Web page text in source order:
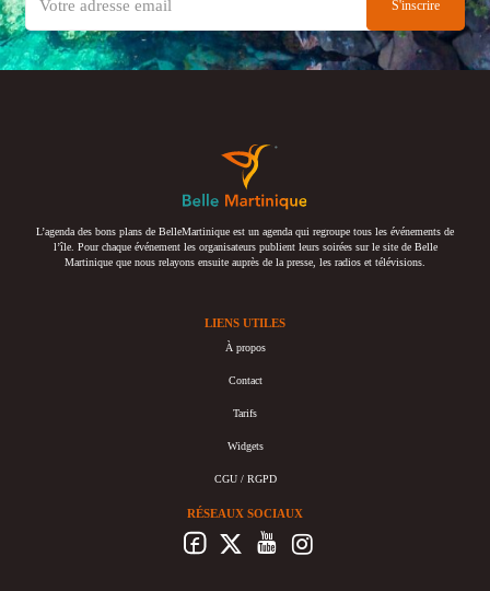
L’agenda des bons plans de BelleMartinique est un agenda qui regroupe tous les événements de
l’île. Pour chaque événement les organisateurs publient leurs soirées sur le site de Belle
Martinique que nous relayons ensuite auprès de la presse, les radios et télévisions.
LIENS UTILES
À propos
Contact
Tarifs
Widgets
CGU / RGPD
RÉSEAUX SOCIAUX